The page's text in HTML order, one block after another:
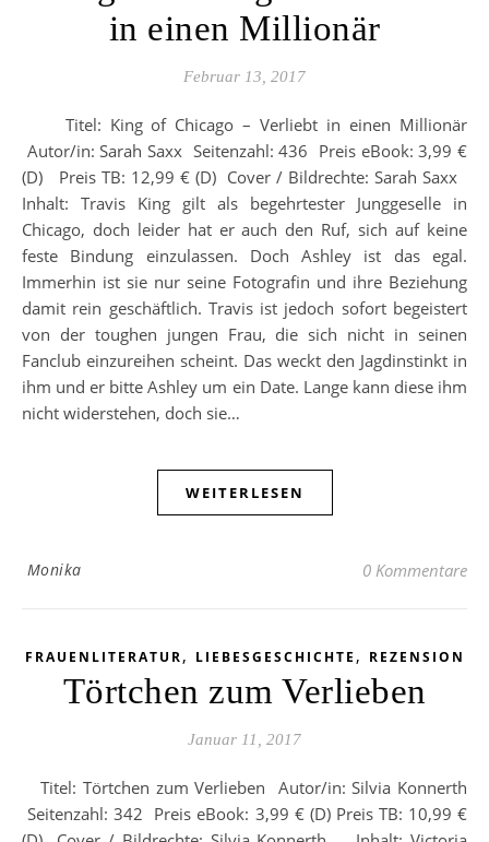
in einen Millionär
Februar 13, 2017
Titel: King of Chicago – Verliebt in einen Millionär
Autor/in: Sarah Saxx Seitenzahl: 436 Preis eBook: 3,99 €
(D) Preis TB: 12,99 € (D) Cover / Bildrechte: Sarah Saxx
Inhalt: Travis King gilt als begehrtester Junggeselle in
Chicago, doch leider hat er auch den Ruf, sich auf keine
feste Bindung einzulassen. Doch Ashley ist das egal.
Immerhin ist sie nur seine Fotografin und ihre Beziehung
damit rein geschäftlich. Travis ist jedoch sofort begeistert
von der toughen jungen Frau, die sich nicht in seinen
Fanclub einzureihen scheint. Das weckt den Jagdinstinkt in
ihm und er bitte Ashley um ein Date. Lange kann diese ihm
nicht widerstehen, doch sie…
WEITERLESEN
Monika 0 Kommentare
FRAUENLITERATUR, LIEBESGESCHICHTE , REZENSION
Törtchen zum Verlieben
Januar 11, 2017
Titel: Törtchen zum Verlieben Autor/in: Silvia Konnerth
Seitenzahl: 342 Preis eBook: 3,99 € (D) Preis TB: 10,99 €